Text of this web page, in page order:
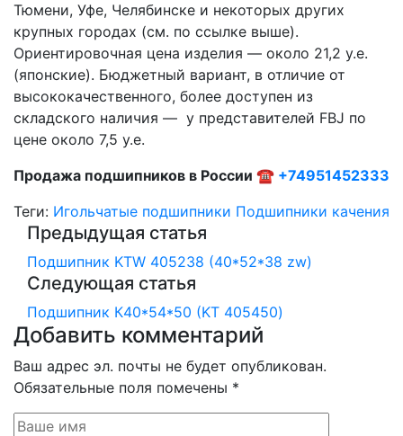
Тюмени, Уфе, Челябинске и некоторых других
крупных городах (см. по ссылке выше).
Ориентировочная цена изделия — около 21,2 у.е.
(японские). Бюджетный вариант, в отличие от
высококачественного, более доступен из
складского наличия — у представителей FBJ по
цене около 7,5 у.е.
Продажа подшипников в России ☎ +74951452333
Теги: Игольчатые подшипники Подшипники качения
Предыдущая статья
Подшипник KTW 405238 (40*52*38 zw)
Следующая статья
Подшипник К40*54*50 (KT 405450)
Добавить комментарий
Ваш адрес эл. почты не будет опубликован.
Обязательные поля помечены *